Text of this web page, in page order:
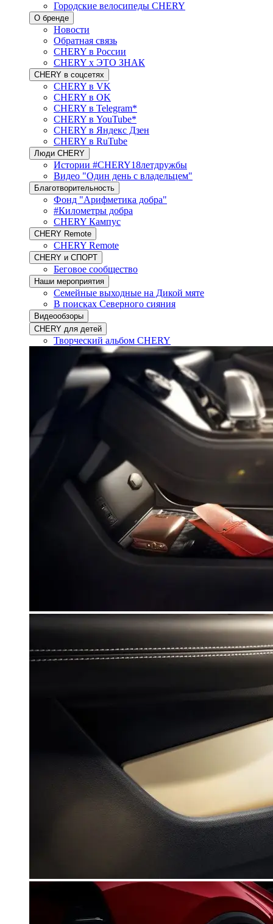
Городские велосипеды CHERY
О бренде
Новости
Обратная связь
CHERY в России
CHERY x ЭТО ЗНАК
CHERY в соцсетях
CHERY в VK
CHERY в OK
CHERY в Telegram*
CHERY в YouTube*
CHERY в Яндекс Дзен
CHERY в RuTube
Люди CHERY
Истории #CHERY18летдружбы
Видео "Один день с владельцем"
Благотворительность
Фонд "Арифметика добра"
#Километры добра
CHERY Кампус
CHERY Remote
CHERY Remote
CHERY и СПОРТ
Беговое сообщество
Наши мероприятия
Семейные выходные на Дикой мяте
В поисках Северного сияния
Видеообзоры
CHERY для детей
Творческий альбом CHERY